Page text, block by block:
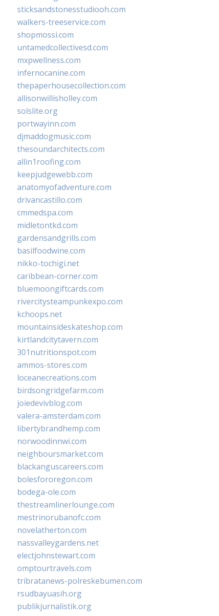
sticksandstonesstudiooh.com
walkers-treeservice.com
shopmossi.com
untamedcollectivesd.com
mxpwellness.com
infernocanine.com
thepaperhousecollection.com
allisonwillisholley.com
solslite.org
portwayinn.com
djmaddogmusic.com
thesoundarchitects.com
allin1roofing.com
keepjudgewebb.com
anatomyofadventure.com
drivancastillo.com
cmmedspa.com
midletontkd.com
gardensandgrills.com
basilfoodwine.com
nikko-tochigi.net
caribbean-corner.com
bluemoongiftcards.com
rivercitysteampunkexpo.com
kchoops.net
mountainsideskateshop.com
kirtlandcitytavern.com
301nutritionspot.com
ammos-stores.com
loceanecreations.com
birdsongridgefarm.com
joiedevivblog.com
valera-amsterdam.com
libertybrandhemp.com
norwoodinnwi.com
neighboursmarket.com
blackanguscareers.com
bolesfororegon.com
bodega-ole.com
thestreamlinerlounge.com
mestrinorubanofc.com
novelatherton.com
nassvalleygardens.net
electjohnstewart.com
omptourtravels.com
tribratanews-polreskebumen.com
rsudbayuasih.org
publikjurnalistik.org